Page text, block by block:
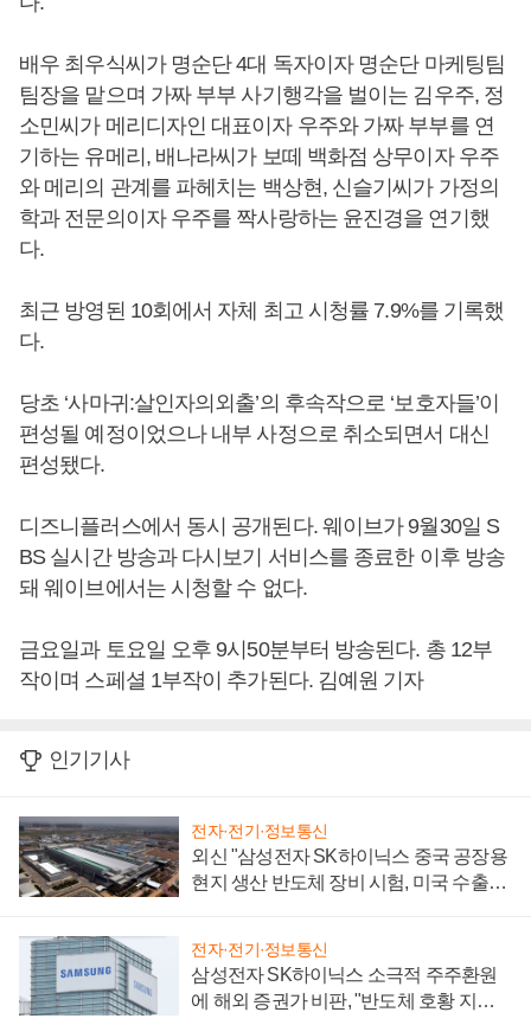
배우 최우식씨가 명순단 4대 독자이자 명순단 마케팅팀
팀장을 맡으며 가짜 부부 사기행각을 벌이는 김우주, 정
소민씨가 메리디자인 대표이자 우주와 가짜 부부를 연
기하는 유메리, 배나라씨가 보떼 백화점 상무이자 우주
와 메리의 관계를 파헤치는 백상현, 신슬기씨가 가정의
학과 전문의이자 우주를 짝사랑하는 윤진경을 연기했
다.
최근 방영된 10회에서 자체 최고 시청률 7.9%를 기록했
다.
당초 ‘사마귀:살인자의외출’의 후속작으로 ‘보호자들’이
편성될 예정이었으나 내부 사정으로 취소되면서 대신
편성됐다.
디즈니플러스에서 동시 공개된다. 웨이브가 9월30일 S
BS 실시간 방송과 다시보기 서비스를 종료한 이후 방송
돼 웨이브에서는 시청할 수 없다.
금요일과 토요일 오후 9시50분부터 방송된다. 총 12부
작이며 스페셜 1부작이 추가된다. 김예원 기자
인기기사
전자·전기·정보통신
외신 "삼성전자 SK하이닉스 중국 공장용
현지 생산 반도체 장비 시험, 미국 수출통
전자·전기·정보통신
삼성전자 SK하이닉스 소극적 주주환원
에 해외 증권가 비판, "반도체 호황 지속